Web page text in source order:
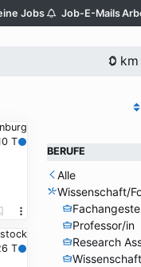
Jobs Job-E-Mails
T
T
BERUFE
Alle
Wissenschaft/
Professor/in
Research